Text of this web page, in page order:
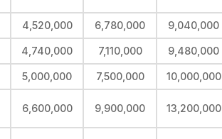
4,520,000 6,780,000 9,040,000
4,740,000 7,110,000 9,480,000
5,000,000 7,500,000 10,000,000
6,600,000 9,900,000 13,200,000